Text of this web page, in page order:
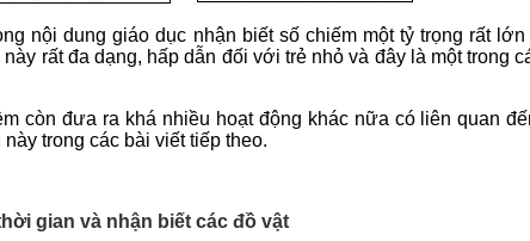
nội dung giáo dục nhận biết số chiếm một tỷ trọng rất
rất đa dạng, hấp dẫn đối với trẻ nhỏ và đây là một trong
còn đưa ra khá nhiều hoạt động khác nữa có liên quan
trong các bài viết tiếp theo.
gian và nhận biết các đồ vật